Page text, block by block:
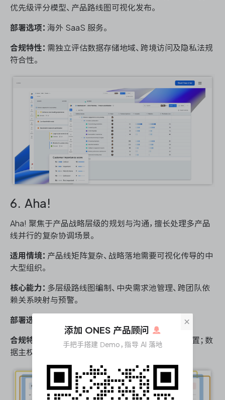
优先级评分模型、产品路线图可视化发布。
部署选项： 海外 SaaS 服务。
合规特性： 需独立评估数据存储地域、跨境访问及隐私法规
符合性。
6. Aha!
Aha! 聚焦于产品战略层级的规划与沟通，擅长处理多产品
线并行的复杂协调场景。
适用情境： 产品线矩阵复杂、战略落地需要可视化传导的中
大型组织。
核心能力： 多层级路线图编制、中央需求池管理、跨团队依
赖关系映射与预警。
部署选项：
合规特性：
规划数据与研发执行系统的对接需额外配置；数
据主权问题需前置评估。
×
添加 ONES 产品顾问
手把手搭建 Demo，指导 AI 落地